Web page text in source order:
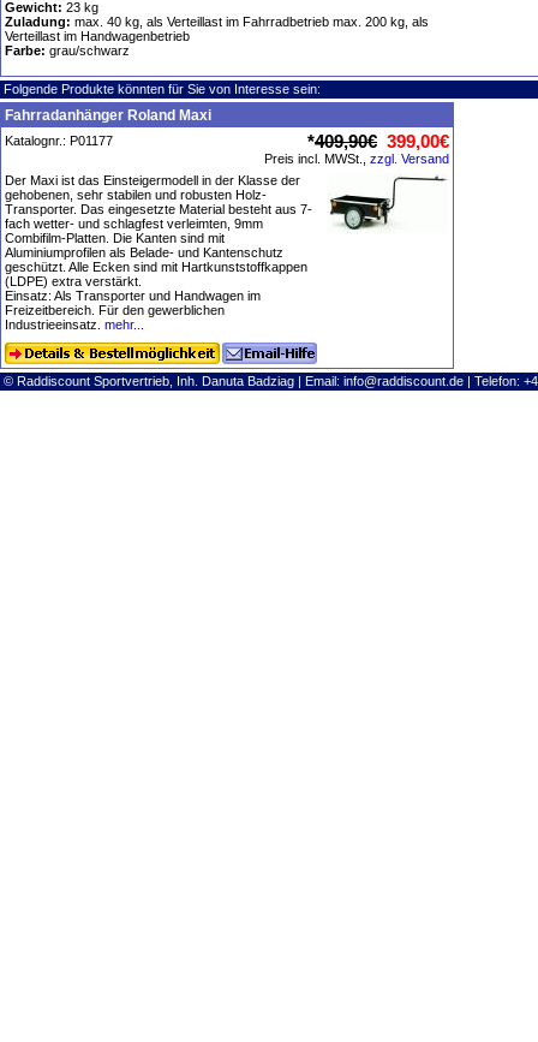
Gewicht: 23 kg
Zuladung: max. 40 kg, als Verteillast im Fahrradbetrieb max. 200 kg, als
Verteillast im Handwagenbetrieb
Farbe: grau/schwarz
Folgende Produkte könnten für Sie von Interesse sein:
Fahrradanhänger Roland Maxi
Katalognr.: P01177 *409,90€ 399,00€
Preis incl. MWSt., zzgl. Versand
Der Maxi ist das Einsteigermodell in der Klasse der
gehobenen, sehr stabilen und robusten Holz-
Transporter. Das eingesetzte Material besteht aus 7-
fach wetter- und schlagfest verleimten, 9mm
Combifilm-Platten. Die Kanten sind mit
Aluminiumprofilen als Belade- und Kantenschutz
geschützt. Alle Ecken sind mit Hartkunststoffkappen
(LDPE) extra verstärkt.
Einsatz: Als Transporter und Handwagen im
Freizeitbereich. Für den gewerblichen
Industrieeinsatz. mehr...
© Raddiscount Sportvertrieb, Inh. Danuta Badziag | Email: info@raddiscount.de | Telefon: